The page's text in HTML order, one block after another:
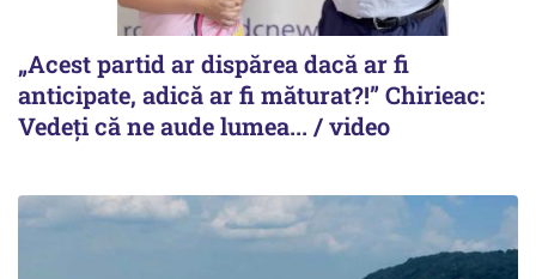
„Acest partid ar dispărea dacă ar fi
anticipate, adică ar fi măturat?!” Chirieac:
Vedeți că ne aude lumea... / video